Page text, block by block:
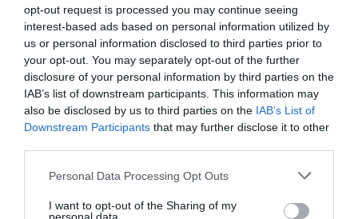
opt-out request is processed you may continue seeing
interest-based ads based on personal information utilized by
us or personal information disclosed to third parties prior to
your opt-out. You may separately opt-out of the further
disclosure of your personal information by third parties on the
IAB’s list of downstream participants. This information may
also be disclosed by us to third parties on the IAB’s List of
Downstream Participants that may further disclose it to other
Please note that this website/app uses one or more Google
not limited to your visit or usage behaviour. You may click to
Personal Data Processing Opt Outs
I want to opt-out of the Sharing of my
A 25-ös főút teljes egri átkelési szakaszának
felújítása több ütemben valósul meg. A
beruházás részeként megújul az útburkolat, a
vízelvezetés, a buszmegállók infrastruktúrája,
valamint több híd és közlekedési csomópont
távon fenntarthatóbb közlekedési folyosó